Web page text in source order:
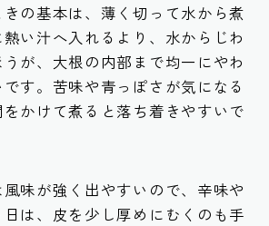
の基本は、薄く切って水から煮
い汁へ入れるより、水からじわ
が、大根の内部まで均一にやわ
す。苦味や青っぽさが気になる
かけて煮ると落ち着きやすいで
味が強く出やすいので、辛味や
は、皮を少し厚めにむくのも手